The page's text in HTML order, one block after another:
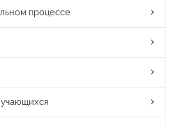
процессе